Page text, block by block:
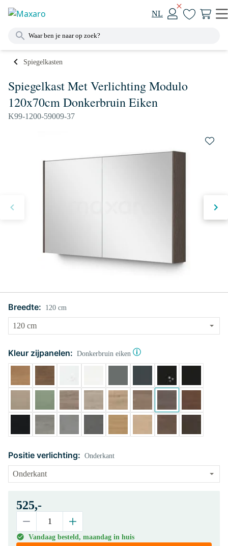
NL
Spiegelkasten
Spiegelkast Met Verlichting Modulo
120x70cm Donkerbruin Eiken
K99-1200-59009-37
Breedte: 120 cm
Kleur zijpanelen: Donkerbruin eiken
Positie verlichting: Onderkant
525,-
Vandaag besteld, maandag in huis